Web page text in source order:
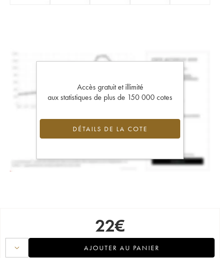
Accès gratuit et illimité
aux statistiques de plus de 150 000 cotes
DÉTAILS DE LA COTE
22€
AJOUTER AU PANIER